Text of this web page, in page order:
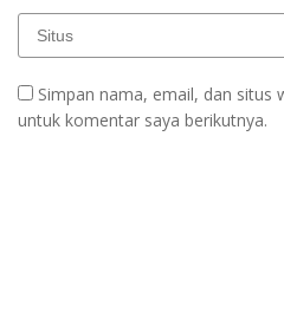
Simpan nama, email, dan situs
untuk komentar saya berikutnya.